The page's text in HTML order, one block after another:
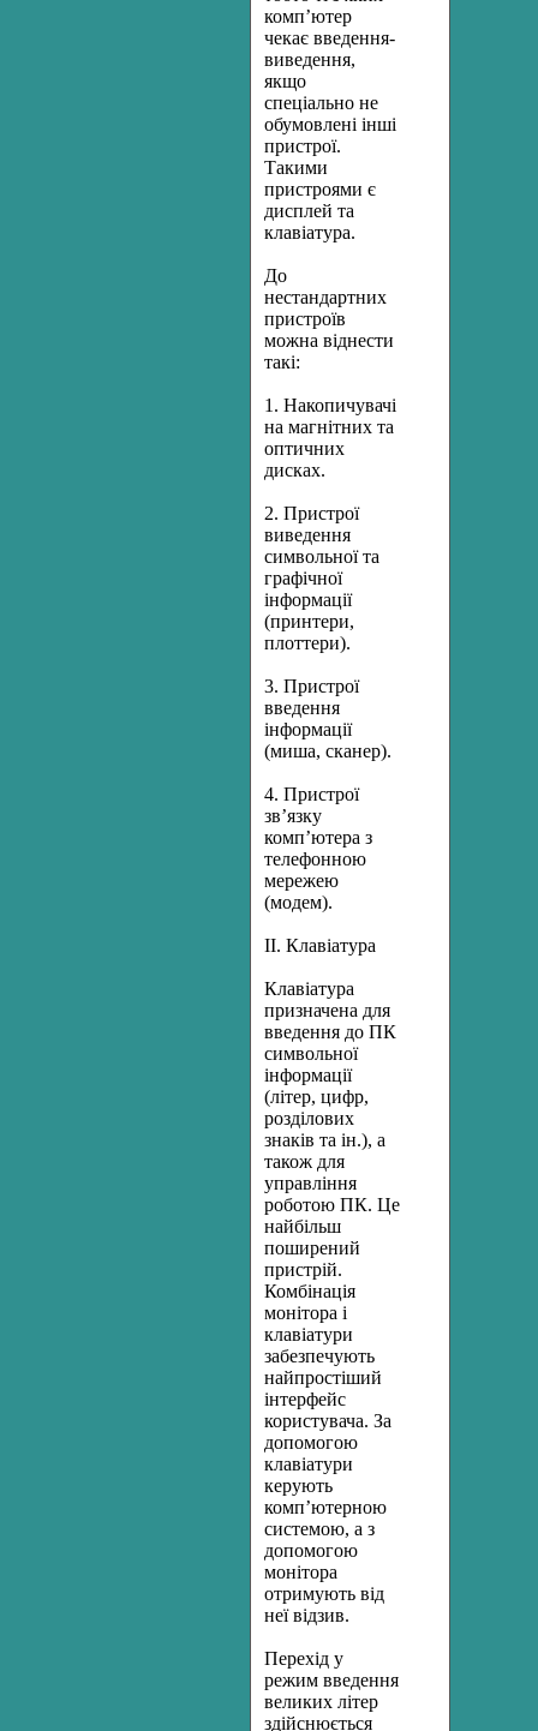
комп’ютер
чекає введення-
виведення,
якщо
спеціально не
обумовлені інші
пристрої.
Такими
пристроями є
дисплей та
клавіатура.
До
нестандартних
пристроїв
можна віднести
такі:
1. Накопичувачі
на магнітних та
оптичних
дисках.
2. Пристрої
виведення
символьної та
графічної
інформації
(принтери,
плоттери).
3. Пристрої
введення
інформації
(миша, сканер).
4. Пристрої
зв’язку
комп’ютера з
телефонною
мережею
(модем).
ІІ. Клавіатура
Клавіатура
призначена для
введення до ПК
символьної
інформації
(літер, цифр,
розділових
знаків та ін.), а
також для
управління
роботою ПК. Це
найбільш
поширений
пристрій.
Комбінація
монітора і
клавіатури
забезпечують
найпростіший
інтерфейс
користувача. За
допомогою
клавіатури
керують
комп’ютерною
системою, а з
допомогою
монітора
отримують від
неї відзив.
Перехід у
режим введення
великих літер
здійснюється